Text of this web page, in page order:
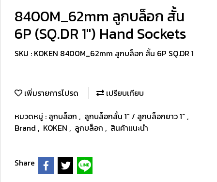
8400M_62mm ลูกบล็อก สั้น
6P (SQ.DR 1") Hand Sockets
SKU : KOKEN 8400M_62mm ลูกบล็อก สั้น 6P SQ.DR 1
เพิ่มรายการโปรด
เปรียบเทียบ
หมวดหมู่ : ลูกบล็อก , ลูกบล็อกสั้น 1" / ลูกบล็อกยาว 1" ,
Brand , KOKEN , ลูกบล็อก , สินค้าแนะนำ
Share